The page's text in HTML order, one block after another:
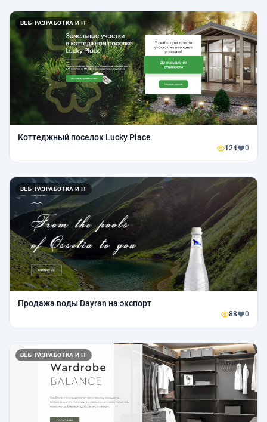
ВЕБ-РАЗРАБОТКА И IT
Коттеджный поселок Lucky Place
124 0
ВЕБ-РАЗРАБОТКА И IT
Продажа воды Dayran на экспорт
88 0
ВЕБ-РАЗРАБОТКА И IT